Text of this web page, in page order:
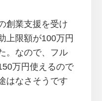
創業支援を受け
上限額が100万円
。なので、フル
万円使えるので
はなさそうです